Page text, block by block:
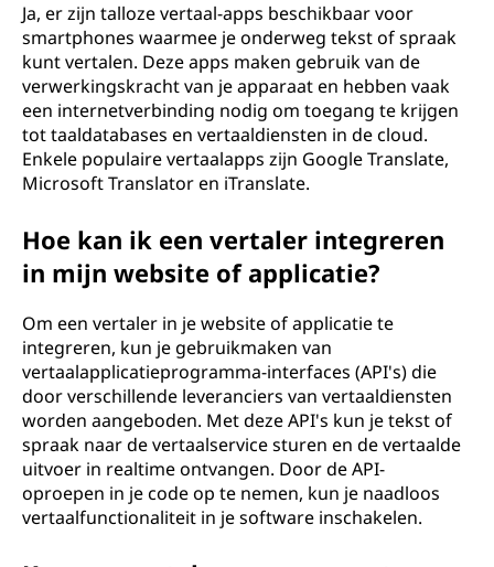
Ja, er zijn talloze vertaal-apps beschikbaar voor
smartphones waarmee je onderweg tekst of spraak
kunt vertalen. Deze apps maken gebruik van de
verwerkingskracht van je apparaat en hebben vaak
een internetverbinding nodig om toegang te krijgen
tot taaldatabases en vertaaldiensten in de cloud.
Enkele populaire vertaalapps zijn Google Translate,
Microsoft Translator en iTranslate.
Hoe kan ik een vertaler integreren
in mijn website of applicatie?
Om een vertaler in je website of applicatie te
integreren, kun je gebruikmaken van
vertaalapplicatieprogramma-interfaces (API's) die
door verschillende leveranciers van vertaaldiensten
worden aangeboden. Met deze API's kun je tekst of
spraak naar de vertaalservice sturen en de vertaalde
uitvoer in realtime ontvangen. Door de API-
oproepen in je code op te nemen, kun je naadloos
vertaalfunctionaliteit in je software inschakelen.